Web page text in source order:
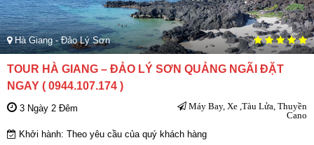
Hà Giang - Đảo Lý Sơn
TOUR HÀ GIANG – ĐẢO LÝ SƠN QUẢNG NGÃI ĐẶT
NGAY ( 0944.107.174 )
3 Ngày 2 Đêm
Máy Bay, Xe ,Tàu Lửa, Thuyền
Cano
Khởi hành: Theo yêu cầu của quý khách hàng